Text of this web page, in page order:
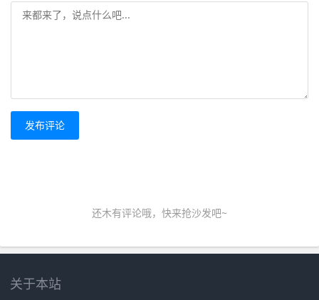
发布评论
还木有评论哦，快来抢沙发吧~
关于本站